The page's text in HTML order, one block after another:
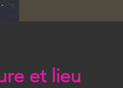
et lieu